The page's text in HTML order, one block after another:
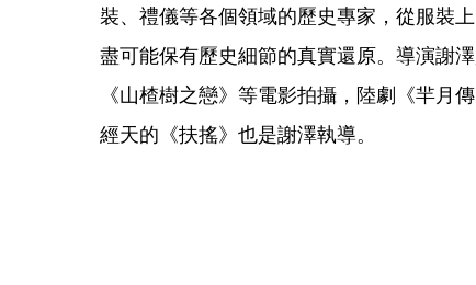
裝、禮儀等各個領域的歷史專家，從服裝
盡可能保有歷史細節的真實還原。導演謝
《山楂樹之戀》等電影拍攝，陸劇《羋月
經天的《扶搖》也是謝澤執導。